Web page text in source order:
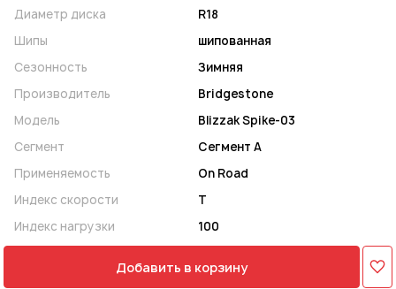
Диаметр диска
R18
Шипы
шипованная
Сезонность
Зимняя
Производитель
Bridgestone
Модель
Blizzak Spike-03
Сегмент
Сегмент A
Применяемость
On Road
Индекс скорости
T
Индекс нагрузки
100
Добавить в корзину